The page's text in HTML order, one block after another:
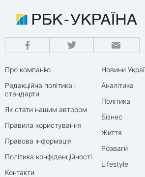
Про компанію
Редакційна політика і
стандарти
Як стати нашим автором
Правила користування
Правова інформація
Політика конфіденційності
Контакти
Новини
Аналітика
Політика
Бізнес
Життя
Розваги
Lifestyle